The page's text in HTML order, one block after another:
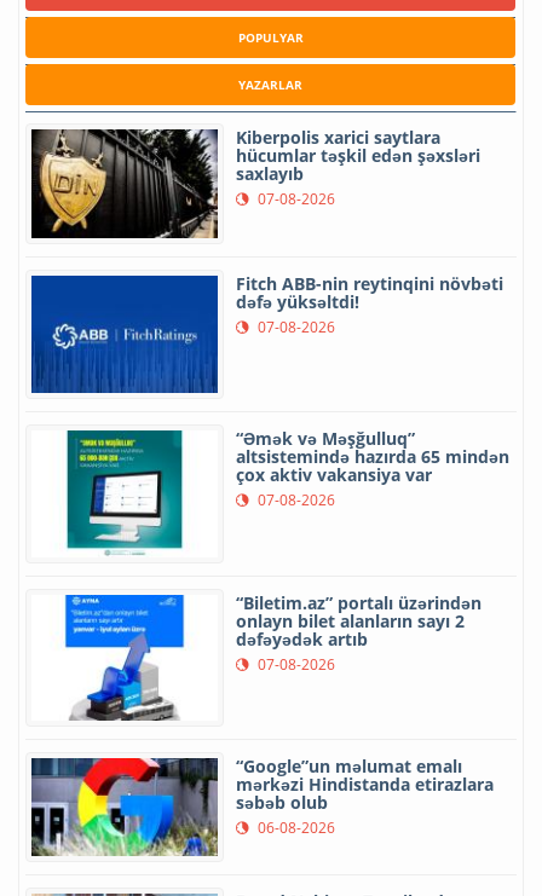
POPULYAR
YAZARLAR
Kiberpolis xarici saytlara
hücumlar təşkil edən şəxsləri
saxlayıb
07-08-2026
Fitch ABB-nin reytinqini növbəti
dəfə yüksəltdi!
07-08-2026
“Əmək və Məşğulluq”
altsistemində hazırda 65 mindən
çox aktiv vakansiya var
07-08-2026
“Biletim.az” portalı üzərindən
onlayn bilet alanların sayı 2
dəfəyədək artıb
07-08-2026
“Google”un məlumat emalı
mərkəzi Hindistanda etirazlara
səbəb olub
06-08-2026